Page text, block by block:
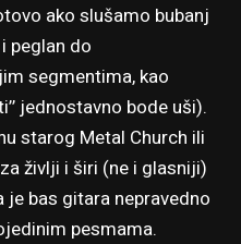
ako slušamo bubanj
peglan do
segmentima, kao
jednostavno bode uši).
starog Metal Church ili
življi i širi (ne i glasniji)
je bas gitara nepravedno
pesmama.